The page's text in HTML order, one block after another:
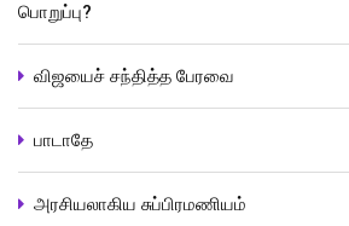
பொறுப்பு?
விஜயைச் சந்தித்த பேரவை
பாடாதே
அரசியலாகிய சுப்பிரமணியம்